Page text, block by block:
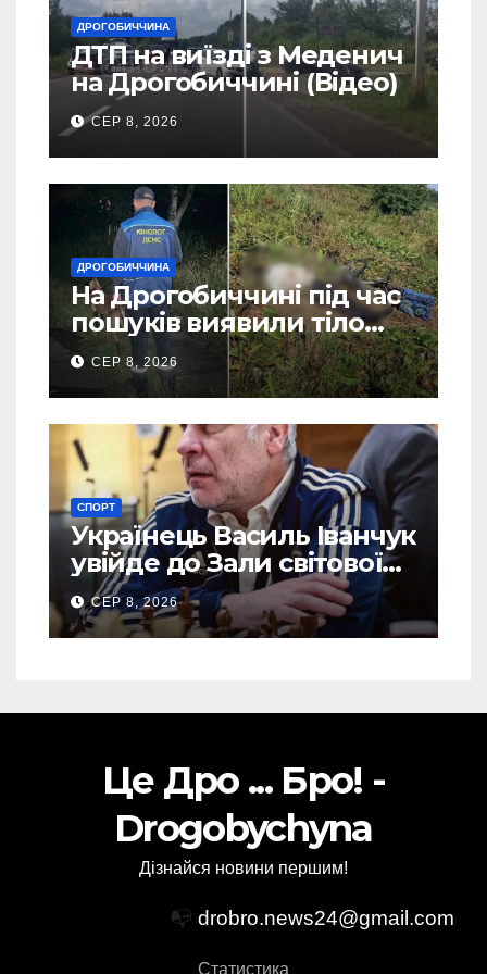
ДРОГОБИЧЧИНА
ДТП на виїзді з Меденич
на Дрогобиччині (Відео)
СЕР 8, 2026
ДРОГОБИЧЧИНА
На Дрогобиччині під час
пошуків виявили тіло
зниклого чоловіка (Фото)
СЕР 8, 2026
СПОРТ
Українець Василь Іванчук
увійде до Зали світової
шахової слави
СЕР 8, 2026
Це Дро ... Бро! -
Drogobychyna
Дізнайся новини першим!
📭 drobro.news24@gmail.com
Статистика